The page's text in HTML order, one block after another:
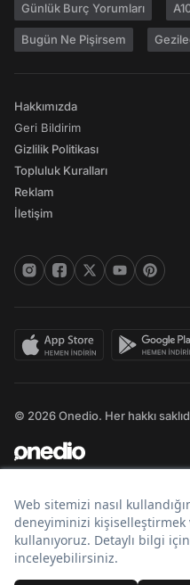
Günlük Burç Yorumları
Bugün Ne Pişirsem
Hakkımızda
Geri Bildirim
Gizlilik Politikası
Topluluk Kuralları
Reklam
İletişim
© 2026 Onedio. Her hakkı
Bir